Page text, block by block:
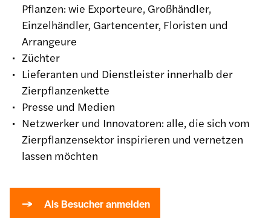
Pflanzen: wie Exporteure, Großhändler,
Einzelhändler, Gartencenter, Floristen und
Arrangeure
Züchter
Lieferanten und Dienstleister innerhalb der
Zierpflanzenkette
Presse und Medien
Netzwerker und Innovatoren: alle, die sich vom
Zierpflanzensektor inspirieren und vernetzen
lassen möchten
Als Besucher anmelden